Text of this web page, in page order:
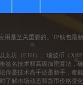
是至关重要的。TP钱包
坊（ETH）、瑞波币（
名技术和高级加密算法，
是技术高手还是新手，都
解市场动态和货币价格变